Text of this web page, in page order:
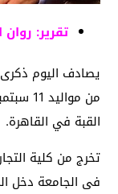
تقرير: روان
يصادف اليوم
القبة في القاهرة.
تخرج من كلية
فى الجامعة دخل